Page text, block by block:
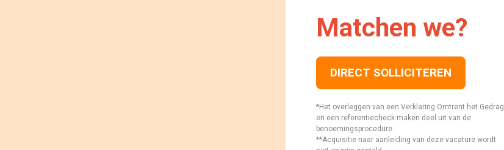
Matchen we?
DIRECT SOLLICITEREN
*Het overleggen van een Verklaring Omtrent het Gedrag
en een referentiecheck maken deel uit van de
benoemingsprocedure.
**Acquisitie naar aanleiding van deze vacature wordt